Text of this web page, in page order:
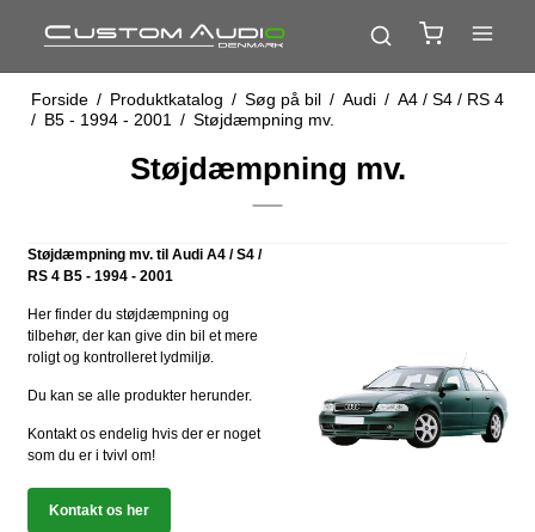
Forside / Produktkatalog / Søg på bil / Audi / A4 / S4 / RS 4
/ B5 - 1994 - 2001 / Støjdæmpning mv.
Støjdæmpning mv.
Støjdæmpning mv. til Audi A4 / S4 /
RS 4 B5 - 1994 - 2001
Her finder du støjdæmpning og
tilbehør, der kan give din bil et mere
roligt og kontrolleret lydmiljø.
Du kan se alle produkter herunder.
Kontakt os endelig hvis der er noget
som du er i tvivl om!
Kontakt os her